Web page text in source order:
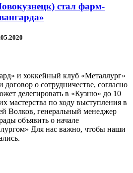
стал фарм-
и хоккейный клуб «Металлург»
о сотрудничестве, согласно
делегировать в «Кузню» до 10
мастерства по ходу выступления в
Волков, генеральный менеджер
объявить о начале
Для нас важно, чтобы наши